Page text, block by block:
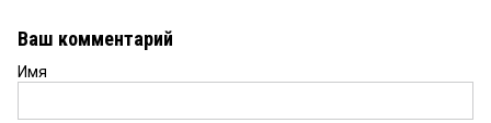
Ваш комментарий
Имя